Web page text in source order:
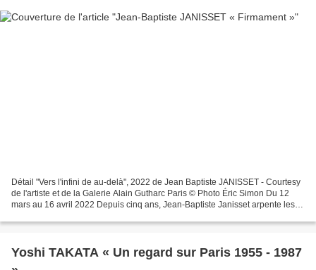
Détail "Vers l'infini de au-delà", 2022 de Jean Baptiste JANISSET - Courtesy
de l'artiste et de la Galerie Alain Gutharc Paris © Photo Éric Simon Du 12
mars au 16 avril 2022 Depuis cinq ans, Jean-Baptiste Janisset arpente les
Yoshi TAKATA « Un regard sur Paris 1955 - 1987